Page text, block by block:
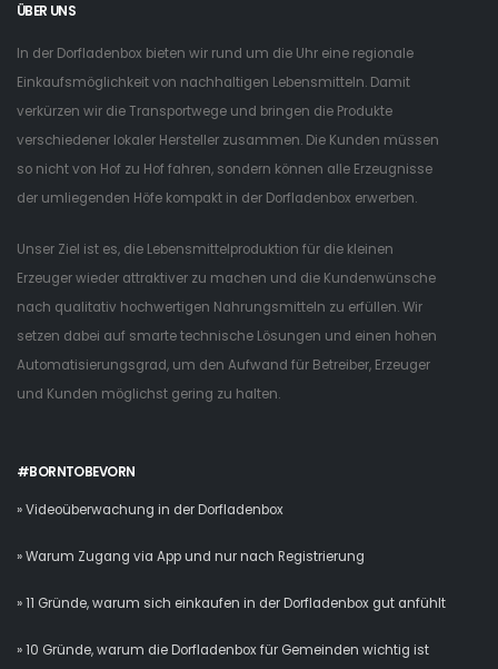
ÜBER UNS
In der Dorfladenbox bieten wir rund um die Uhr eine regionale
Einkaufsmöglichkeit von nachhaltigen Lebensmitteln. Damit
verkürzen wir die Transportwege und bringen die Produkte
verschiedener lokaler Hersteller zusammen. Die Kunden müssen
so nicht von Hof zu Hof fahren, sondern können alle Erzeugnisse
der umliegenden Höfe kompakt in der Dorfladenbox erwerben.
Unser Ziel ist es, die Lebensmittelproduktion für die kleinen
Erzeuger wieder attraktiver zu machen und die Kundenwünsche
nach qualitativ hochwertigen Nahrungsmitteln zu erfüllen. Wir
setzen dabei auf smarte technische Lösungen und einen hohen
Automatisierungsgrad, um den Aufwand für Betreiber, Erzeuger
und Kunden möglichst gering zu halten.
#BORNTOBEVORN
» Videoüberwachung in der Dorfladenbox
» Warum Zugang via App und nur nach Registrierung
» 11 Gründe, warum sich einkaufen in der Dorfladenbox gut anfühlt
» 10 Gründe, warum die Dorfladenbox für Gemeinden wichtig ist